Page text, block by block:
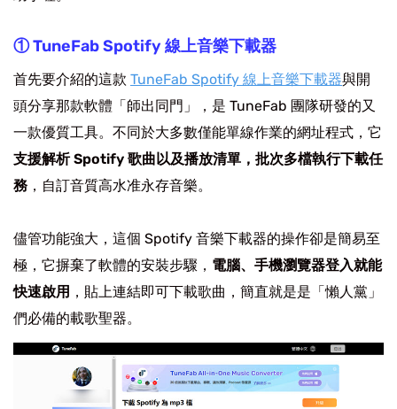
① TuneFab Spotify 線上音樂下載器
首先要介紹的這款 TuneFab Spotify 線上音樂下載器與開
頭分享那款軟體「師出同門」，是 TuneFab 團隊研發的又
一款優質工具。不同於大多數僅能單線作業的網址程式，它
支援解析 Spotify 歌曲以及播放清單，批次多檔執行下載任
務 ，自訂音質高水准永存音樂。
儘管功能強大，這個 Spotify 音樂下載器的操作卻是簡易至
極，它摒棄了軟體的安裝步驟， 電腦、手機瀏覽器登入就能
快速啟用 ，貼上連結即可下載歌曲，簡直就是是「懶人黨」
們必備的載歌聖器。